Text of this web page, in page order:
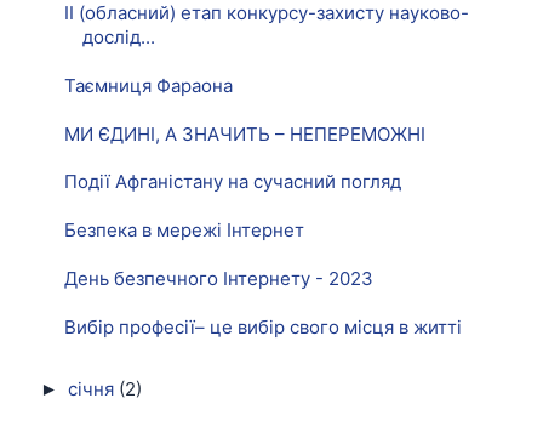
ІІ (обласний) етап конкурсу-захисту науково-
дослід...
Таємниця Фараона
МИ ЄДИНІ, А ЗНАЧИТЬ – НЕПЕРЕМОЖНІ
Події Афганістану на сучасний погляд
Безпека в мережі Інтернет
День безпечного Інтернету - 2023
Вибір професії– це вибір свого місця в житті
► січня (2)